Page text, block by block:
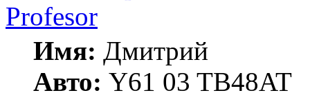
Profesor
Имя: Дмитрий
Авто: Y61 03 TB48AT